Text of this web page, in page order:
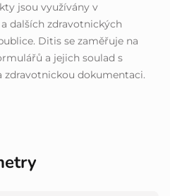
jsou využívány v
dalších zdravotnických
Ditis se zaměřuje na
a jejich soulad s
dokumentaci.